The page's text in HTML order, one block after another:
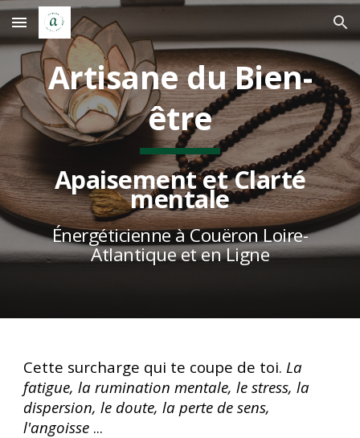
Skip to main content Skip to navigation
Artisane du Bien-
être
Apaisement et Clarté
mentale
Énergéticienneà Couëron Loire-
Atlantique et en Ligne
Cette surcharge qui te coupe de toi.La
fatigue, la rumination mentale, le stress, la
dispersion, le doute, la perte de sens,
l'angoisse ...